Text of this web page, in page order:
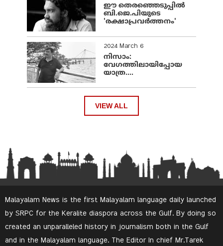
ഈ തെരഞ്ഞെടുപ്പില്‍
ബി.ജെ.പിയുടെ
'രക്ഷാപ്രവര്‍ത്തനം'
2024 March 6
നിസാം:
വേഗത്തിലായിപ്പോയ
യാത്ര....
VIEW ALL
Malayalam News is the first Malayalam language daily launched
by SRPC for the Keralite diaspora across the Gulf. By doing so
created an unparalleled history in journalism both in the Gulf
and in the Malayalam language. The Editor In chief Mr.Tarek